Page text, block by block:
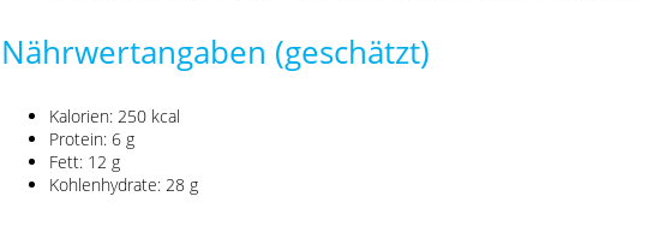
Nährwertangaben (geschätzt)
Kalorien: 250 kcal
Protein: 6 g
Fett: 12 g
Kohlenhydrate: 28 g